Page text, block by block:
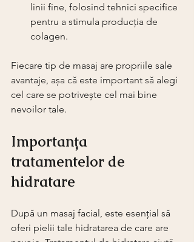
linii fine, folosind tehnici specifice
pentru a stimula producția de
colagen.
Fiecare tip de masaj are propriile sale
avantaje, așa că este important să alegi
cel care se potrivește cel mai bine
nevoilor tale.
Importanța
tratamentelor de
hidratare
După un masaj facial, este esențial să
oferi pielii tale hidratarea de care are